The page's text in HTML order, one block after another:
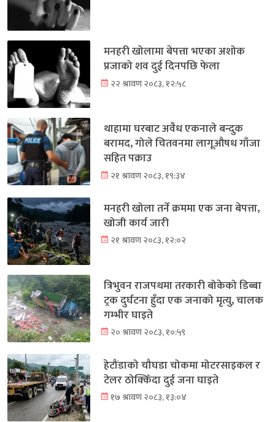
मनहरी खोलामा बेपत्ता भएका अशोक
प्रजाको शव दुई दिनपछि फेला
२२ श्रावण २०८३, १२:५८
थाहामा घरबाट अवैध एकनाले बन्दुक
बरामद, गोले चितवनमा लागूऔषध गाँजा
सहित पक्राउ
२१ श्रावण २०८३, १९:३४
मनहरी खोला तर्ने क्रममा एक जना बेपत्ता,
खोजी कार्य जारी
२१ श्रावण २०८३, १२:०२
त्रिभुवन राजपथमा तरकारी बोकेको डिब्बा
ट्रक दुर्घटना हुँदा एक जनाको मृत्यु, चालक
गम्भीर घाइते
२० श्रावण २०८३, १०:५९
हेटौंडाको चौघडा चोकमा मोटरसाइकल र
टेलर ठोक्किँदा दुई जना घाइते
१७ श्रावण २०८३, १३:०४